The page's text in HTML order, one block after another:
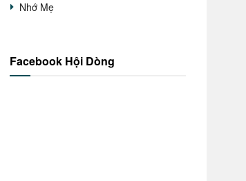
Nhớ Mẹ
Facebook Hội Dòng